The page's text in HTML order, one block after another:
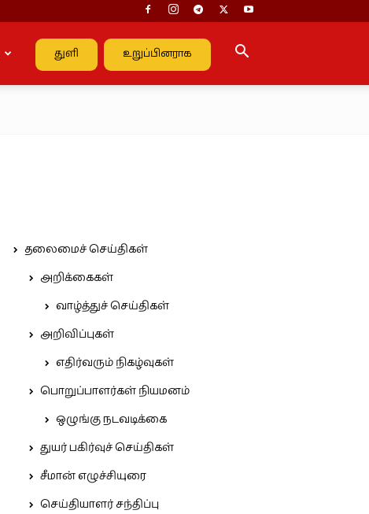
துளி உறுப்பினராக
தலைமைச் செய்திகள்
அறிக்கைகள்
வாழ்த்துச் செய்திகள்
அறிவிப்புகள்
எதிர்வரும் நிகழ்வுகள்
பொறுப்பாளர்கள் நியமனம்
ஒழுங்கு நடவடிக்கை
துயர் பகிர்வுச் செய்திகள்
சீமான் எழுச்சியுரை
செய்தியாளர் சந்திப்பு